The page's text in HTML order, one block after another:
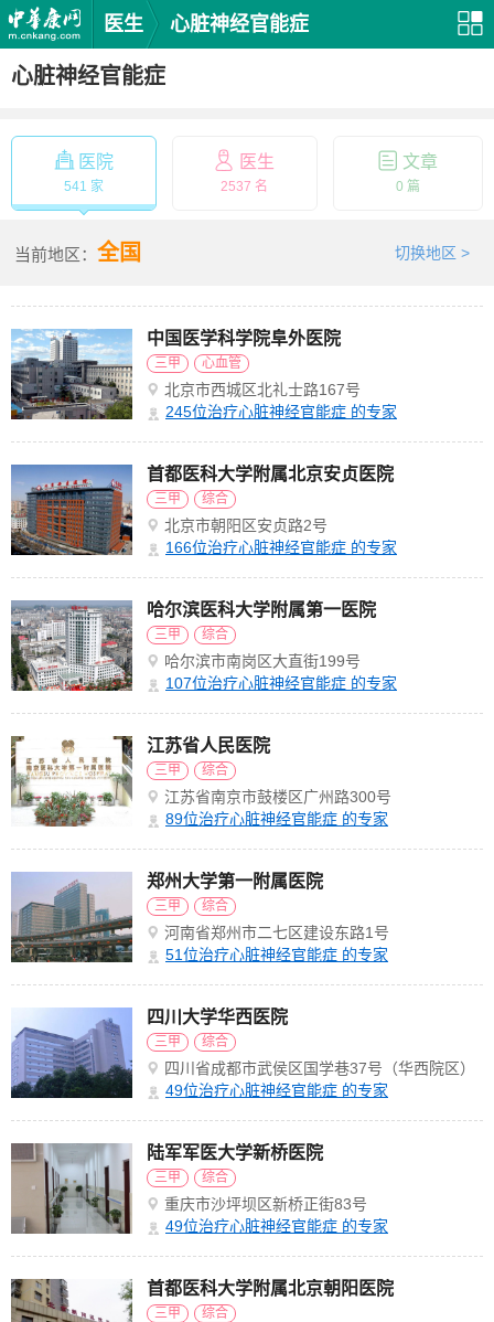
医生 心脏神经官能症
心脏神经官能症
医院
541 家
医生
2537 名
文章
0 篇
当前地区： 全国 切换地区 >
中国医学科学院阜外医院
三甲 心血管
北京市西城区北礼士路167号
245位治疗心脏神经官能症 的专家
首都医科大学附属北京安贞医院
三甲 综合
北京市朝阳区安贞路2号
166位治疗心脏神经官能症 的专家
哈尔滨医科大学附属第一医院
三甲 综合
哈尔滨市南岗区大直街199号
107位治疗心脏神经官能症 的专家
江苏省人民医院
三甲 综合
江苏省南京市鼓楼区广州路300号
89位治疗心脏神经官能症 的专家
郑州大学第一附属医院
三甲 综合
河南省郑州市二七区建设东路1号
51位治疗心脏神经官能症 的专家
四川大学华西医院
三甲 综合
四川省成都市武侯区国学巷37号（华西院区）
49位治疗心脏神经官能症 的专家
陆军军医大学新桥医院
三甲 综合
重庆市沙坪坝区新桥正街83号
49位治疗心脏神经官能症 的专家
首都医科大学附属北京朝阳医院
三甲 综合